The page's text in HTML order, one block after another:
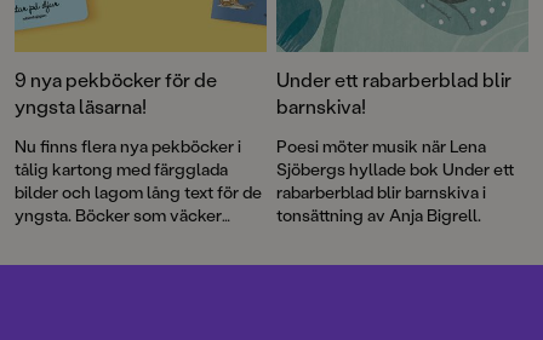
9 nya pekböcker för de
yngsta läsarna!
Nu finns flera nya pekböcker i
tålig kartong med färgglada
bilder och lagom lång text för de
yngsta. Böcker som väcker
naturens under och bjuder på
Under ett rabarberblad blir
barnskiva!
Poesi möter musik när Lena
Sjöbergs hyllade bok Under ett
rabarberblad blir barnskiva i
tonsättning av Anja Bigrell.